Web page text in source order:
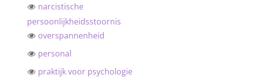
narcistische
persoonlijkheidsstoornis
overspannenheid
personal
praktijk voor psychologie